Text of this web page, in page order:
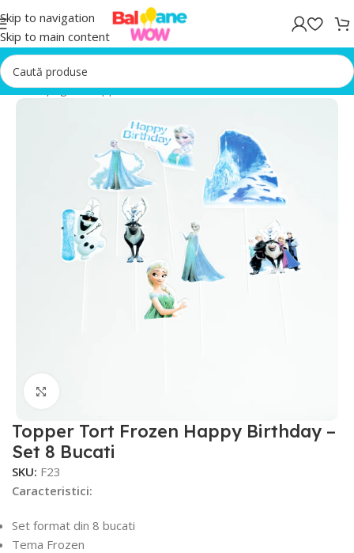
Skip to navigation
Skip to main content
Prima pagină/Topper
Topper Tort Frozen Happy Birthday –
Set 8 Bucati
SKU: F23
Caracteristici:
Set format din 8 bucati
Tema Frozen